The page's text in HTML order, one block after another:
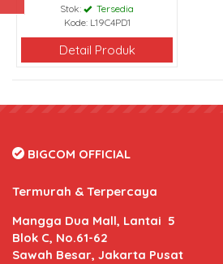
Stok:
Tersedia
Kode: L19C4PD1
Detail Produk
BIGCOM OFFICIAL
Termurah & Terpercaya
Mangga Dua Mall, Lantai 5
Blok C, No.61-62
Sawah Besar, Jakarta Pusat